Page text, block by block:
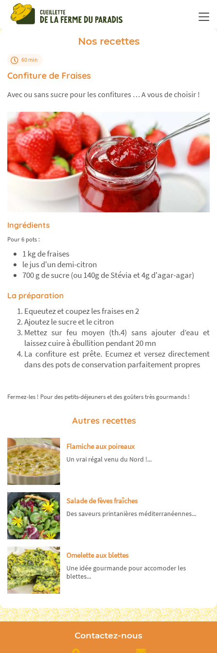
Nos recettes
60 min
Confiture de Fraises
Avec ou sans sucre pour les confitures … A vous de choisir !
Ingrédients
Pour 6 pots :
1 kg de fraises
le jus d'un demi-citron
700 g de sucre (ou 140g de Stévia et 4g d'agar-agar)
La préparation
Equeutez et coupez les fraises en 2
Ajoutez le sucre et le citron
Mettez sur feu moyen (th.4) sans ajouter d’eau et
laissez cuire à ébullition pendant 20 mn
La confiture est prête. Ecumez et versez directement
dans des pots de conservation parfaitement propres
Fermez-les ! Pour des petits-déjeuners et des goûters très gourmands !
Autres recettes
Flamiche aux poireaux
Un vrai régal venu du Nord !...
Salade de fèves fraîches
Des saveurs printanières méditerranéennes...
Omelette aux blettes
Une idée gourmande pour accomoder les
blettes...
Contactez-nous
Panneau de gestion des cookies